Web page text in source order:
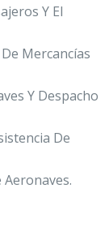
Y El
Mercancías
Y Despacho
De
Aeronaves.